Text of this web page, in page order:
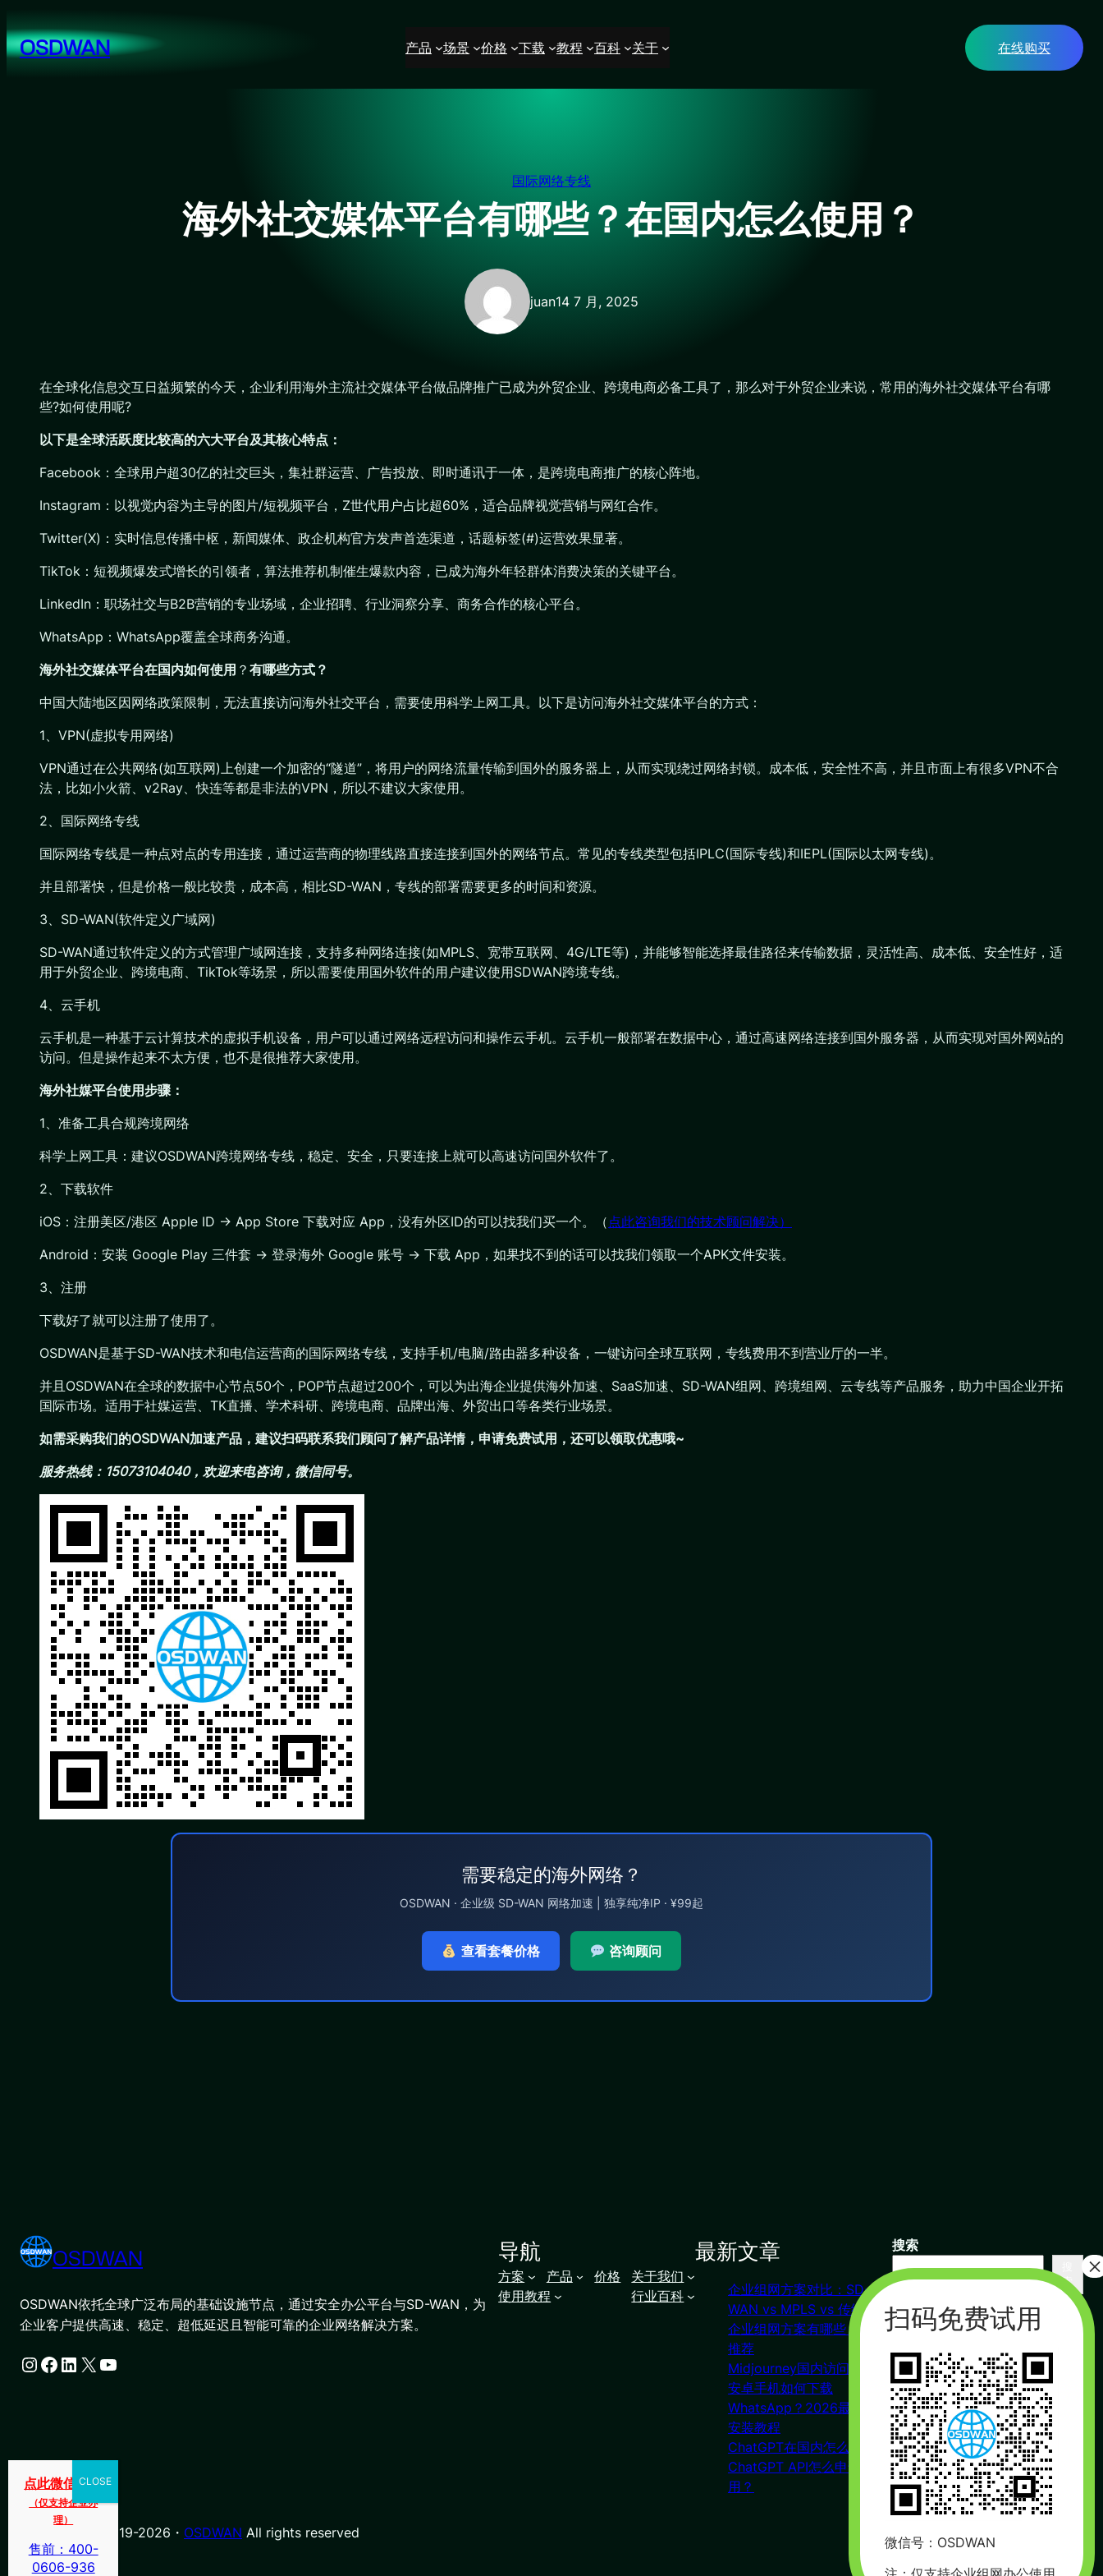
至
内OSDWAN 产品 场景 价格 下载 教程 百科 关于 在线购买
国际网络专线
海外社交媒体平台有哪些？在国内怎么使用？
juan14 7 月, 2025
在全球化信息交互日益频繁的今天，企业利用海外主流社交媒体平台做品牌推广已成为外贸企业、跨境电商必备工具了，那么对于外贸企业来说，常用的海外社交媒体平台有哪
些?如何使用呢?
以下是全球活跃度比较高的六大平台及其核心特点：
Facebook：全球用户超30亿的社交巨头，集社群运营、广告投放、即时通讯于一体，是跨境电商推广的核心阵地。
Instagram：以视觉内容为主导的图片/短视频平台，Z世代用户占比超60%，适合品牌视觉营销与网红合作。
Twitter(X)：实时信息传播中枢，新闻媒体、政企机构官方发声首选渠道，话题标签(#)运营效果显著。
TikTok：短视频爆发式增长的引领者，算法推荐机制催生爆款内容，已成为海外年轻群体消费决策的关键平台。
LinkedIn：职场社交与B2B营销的专业场域，企业招聘、行业洞察分享、商务合作的核心平台。
WhatsApp：WhatsApp覆盖全球商务沟通。
海外社交媒体平台在国内如何使用 ？ 有哪些方式？
中国大陆地区因网络政策限制，无法直接访问海外社交平台，需要使用科学上网工具。以下是访问海外社交媒体平台的方式：
1、VPN(虚拟专用网络)
VPN通过在公共网络(如互联网)上创建一个加密的“隧道”，将用户的网络流量传输到国外的服务器上，从而实现绕过网络封锁。成本低，安全性不高，并且市面上有很多VPN不合
法，比如小火箭、v2Ray、快连等都是非法的VPN，所以不建议大家使用。
2、国际网络专线
国际网络专线是一种点对点的专用连接，通过运营商的物理线路直接连接到国外的网络节点。常见的专线类型包括IPLC(国际专线)和IEPL(国际以太网专线)。
并且部署快，但是价格一般比较贵，成本高，相比SD-WAN，专线的部署需要更多的时间和资源。
3、SD-WAN(软件定义广域网)
SD-WAN通过软件定义的方式管理广域网连接，支持多种网络连接(如MPLS、宽带互联网、4G/LTE等)，并能够智能选择最佳路径来传输数据，灵活性高、成本低、安全性好，适
用于外贸企业、跨境电商、TikTok等场景，所以需要使用国外软件的用户建议使用SDWAN跨境专线。
4、云手机
云手机是一种基于云计算技术的虚拟手机设备，用户可以通过网络远程访问和操作云手机。云手机一般部署在数据中心，通过高速网络连接到国外服务器，从而实现对国外网站的
访问。但是操作起来不太方便，也不是很推荐大家使用。
海外社媒平台使用步骤：
1、准备工具合规跨境网络
科学上网工具：建议OSDWAN跨境网络专线，稳定、安全，只要连接上就可以高速访问国外软件了。
2、下载软件
iOS：注册美区/港区 Apple ID → App Store 下载对应 App，没有外区ID的可以找我们买一个。（ 点此咨询我们的技术顾问解决）
Android：安装 Google Play 三件套 → 登录海外 Google 账号 → 下载 App，如果找不到的话可以找我们领取一个APK文件安装。
3、注册
下载好了就可以注册了使用了。
OSDWAN是基于SD-WAN技术和电信运营商的国际网络专线，支持手机/电脑/路由器多种设备，一键访问全球互联网，专线费用不到营业厅的一半。
并且OSDWAN在全球的数据中心节点50个，POP节点超过200个，可以为出海企业提供海外加速、SaaS加速、SD-WAN组网、跨境组网、云专线等产品服务，助力中国企业开拓
国际市场。适用于社媒运营、TK直播、学术科研、跨境电商、品牌出海、外贸出口等各类行业场景。
如需采购我们的OSDWAN加速产品，建议扫码联系我们顾问了解产品详情，申请免费试用，还可以领取优惠哦~
服务热线：15073104040，欢迎来电咨询，微信同号。
需要稳定的海外网络？
OSDWAN · 企业级 SD-WAN 网络加速 | 独享纯净IP · ¥99起
查看套餐价格 咨询顾问
OSDWAN
OSDWAN依托全球广泛布局的基础设施节点，通过安全办公平台与SD-WAN，为
企业客户提供高速、稳定、超低延迟且智能可靠的企业网络解决方案。
Instagram Facebook LinkedIn X YouTube
导航
方案 产品 价格
关于我们
使用教程
行业百科
最新文章
企业组网方案对比：SD-
WAN vs MPLS vs 传统VPN
企业组网方案有哪些？对比
推荐
Midjourney国内访问教程
安卓手机如何下载
WhatsApp？2026最新下载
安装教程
ChatGPT在国内怎么注册？
ChatGPT API怎么申请使
用？
搜索
索
联系我们
杭州（总部） 北京 长沙
广州
合作：17357178761（微信同
号）
周一到周五 : 9:00 – 21:00
© Copyright 2019-2026・ OSDWAN All rights reserved
点此微信咨询
（仅支持企业办
理）
售前：400-
0606-936
微信号：OSDWAN